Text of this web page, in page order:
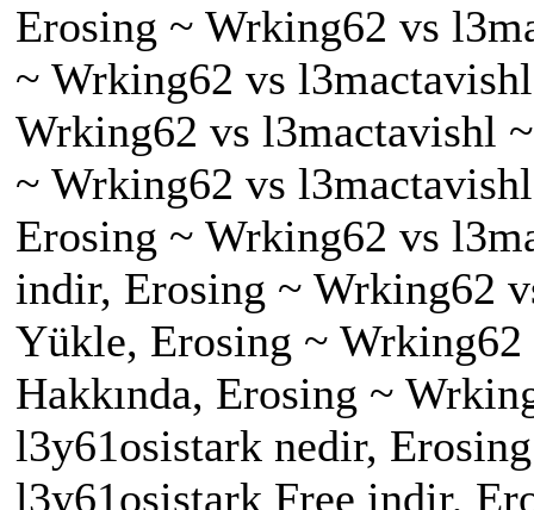
Erosing ~ Wrking62 vs
~ Wrking62 vs
Wrking62 vs l3mactavishl
~ Wrking62 vs
Erosing ~ Wrking62 vs
indir, Erosing ~ Wrking62
Yükle, Erosing ~
Hakkında, Erosing ~
l3y61osistark nedir,
l3y61osistark Free indir,